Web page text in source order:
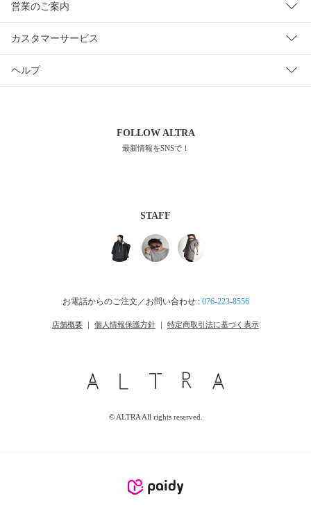
営業のご案内
カスタマーサービス
ヘルプ
FOLLOWALTRA
最新情報をSNSで！
STAFF
お電話からのご注文／お問い合わせ : 076-223-8556
店舗概要 ｜ 個人情報保護方針 ｜ 特定商取引法に基づく表示
© ALTRA All rights reserved.